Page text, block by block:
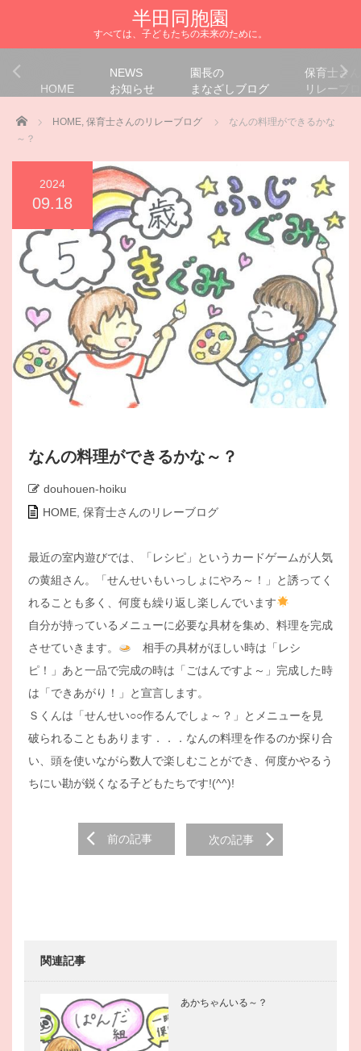
半田同胞園
すべては、子どもたちの未来のために。
HOME
NEWS
お知らせ
園長の
まなざしブログ
保育士さ
リレーブ
Home HOME, 保育士さんのリレーブログ
なんの料理ができるかな
～？
2024
09.18
なんの料理ができるかな～？
douhouen-hoiku
HOME 保育士さんのリレーブログ
最近の室内遊びでは、「レシピ」というカードゲームが人気
の黄組さん。「せんせいもいっしょにやろ～！」と誘ってく
れることも多く、何度も繰り返し楽しんでいます
自分が持っているメニューに必要な具材を集め、料理を完成
させていきます。
相手の具材がほしい時は「レシ
ピ！」あと一品で完成の時は「ごはんですよ～」完成した時
は「できあがり！」と宣言します。
Ｓくんは「せんせい○○作るんでしょ～？」とメニューを見
破られることもあります．．．なんの料理を作るのか探り合
い、頭を使いながら数人で楽しむことができ、何度かやるう
ちにい勘が鋭くなる子どもたちです!(^^)!
navigation
前の記事 次の記事
関連記事
あかちゃんいる～？